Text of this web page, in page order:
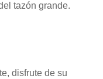
tazón grande.
disfrute de su